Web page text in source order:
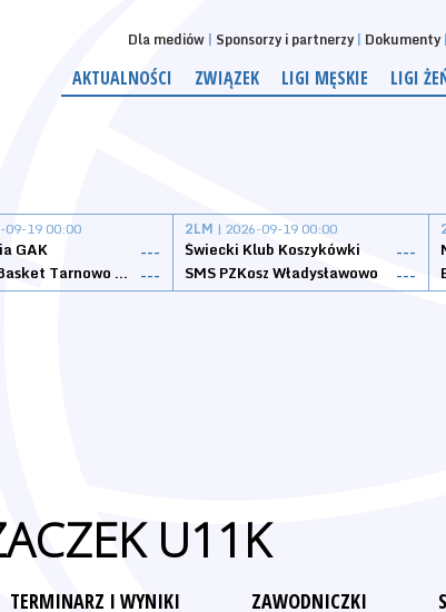
Dla mediów Sponsorzy i partnerzy Dokumenty
AKTUALNOŚCI ZWIĄZEK LIGI MĘSKIE LIGI
09-19 00:00
GAK
---
Tarnovia Basket Tarnowo Podgórne ---
2LM | 2026-09-19 00:00
Świecki Klub Koszykówki
---
SMS PZKosz Władysławowo
---
U11K
TERMINARZ I WYNIKI ZAWODNICZKI